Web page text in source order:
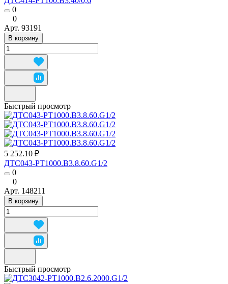
0
0
Арт. 93191
В корзину
Быстрый просмотр
5 252.10 ₽
ДТС043-РТ1000.В3.8.60.G1/2
0
0
Арт. 148211
В корзину
Быстрый просмотр